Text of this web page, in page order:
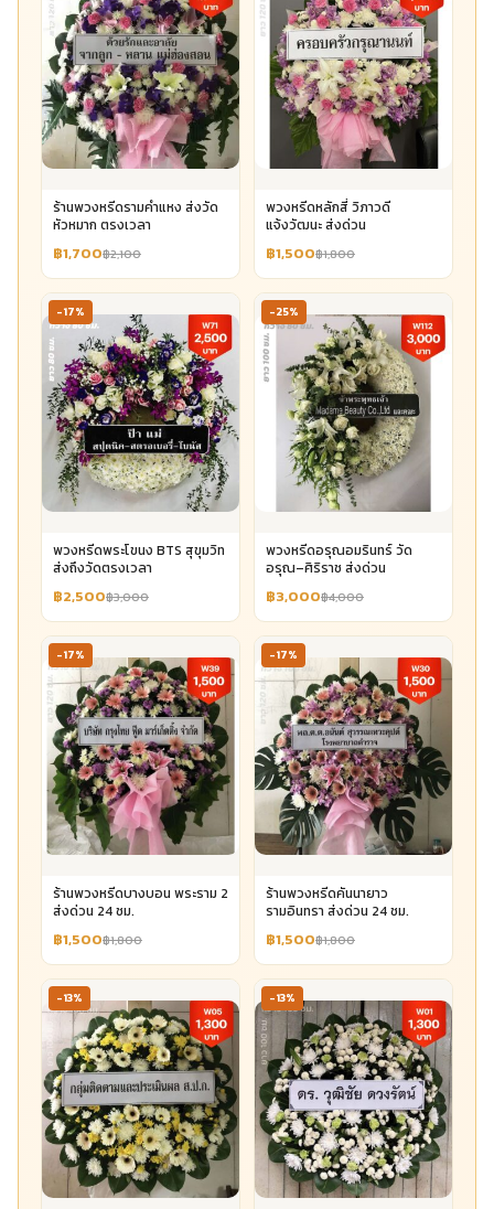
ร้านพวงหรีดรามคำแหง ส่งวัด
หัวหมาก ตรงเวลา
฿1,700฿2,100
พวงหรีดหลักสี่ วิภาวดี
แจ้งวัฒนะ ส่งด่วน
฿1,500฿1,800
-17%
พวงหรีดพระโขนง BTS สุขุมวิท
ส่งถึงวัดตรงเวลา
฿2,500฿3,000
-25%
พวงหรีดอรุณอมรินทร์ วัด
อรุณ–ศิริราช ส่งด่วน
฿3,000฿4,000
-17%
ร้านพวงหรีดบางบอน พระราม 2
ส่งด่วน 24 ชม.
฿1,500฿1,800
-17%
ร้านพวงหรีดคันนายาว
รามอินทรา ส่งด่วน 24 ชม.
฿1,500฿1,800
-13% -13%